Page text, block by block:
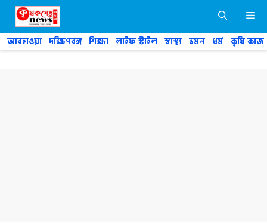
Skip
content
আবহাওয়া দক্ষিণবঙ্গ শিক্ষা লাইফ স্টাইল স্বাস্থ্য ভ্রমন ধর্ম কৃষি কাজ